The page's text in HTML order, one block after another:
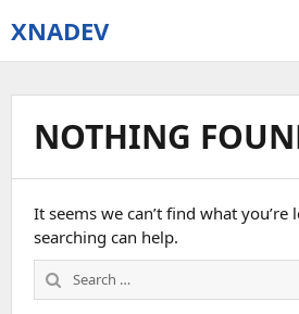
XNADEV
NOTHING
It seems we can’t find what you’re
searching can help.
Search
for: